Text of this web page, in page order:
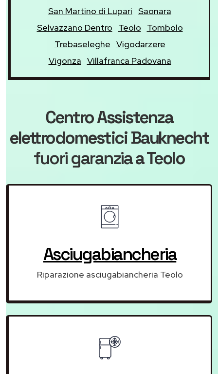
San Martino di Lupari Saonara
Selvazzano Dentro
Teolo
Tombolo
Trebaseleghe Vigodarzere
Vigonza Villafranca Padovana
Centro Assistenza
elettrodomestici Bauknecht
fuori garanziaa Teolo
Asciugabiancheria
Riparazione asciugabiancheria Teolo